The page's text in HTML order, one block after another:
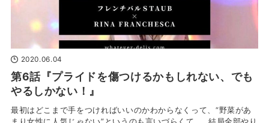
2020.06.04
第6話『プライドを傷つけるかもしれない、でも
やるしかない！』
最初はどこまで手をつければいいのかわからなくって、“野菜があ